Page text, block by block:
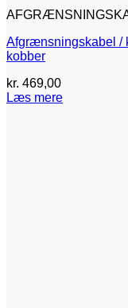
Afgrænsningskabel /
kobber
kr. 469,00
Læs mere